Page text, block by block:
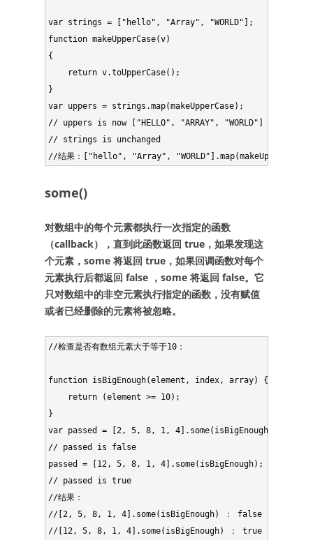
var strings = ["hello", "Array", "WORLD"];
function makeUpperCase(v)
{
    return v.toUpperCase();
}
var uppers = strings.map(makeUpperCase);
// uppers is now ["HELLO", "ARRAY", "WORLD"]
// strings is unchanged
some()
对数组中的每个元素都执行一次指定的函数
（callback），直到此函数返回 true，如果发现这
个元素，some 将返回 true，如果回调函数对每个
元素执行后都返回 false ，some 将返回 false。它
只对数组中的非空元素执行指定的函数，没有赋值
或者已经删除的元素将被忽略。
//检查是否有数组元素大于等于10：
function isBigEnough(element, index, array) {
    return (element >= 10);
}
var passed = [2, 5, 8, 1, 4].some(isBigEnough);
// passed is false
passed = [12, 5, 8, 1, 4].some(isBigEnough);
// passed is true
//结果：
//[2, 5, 8, 1, 4].some(isBigEnough) ： false